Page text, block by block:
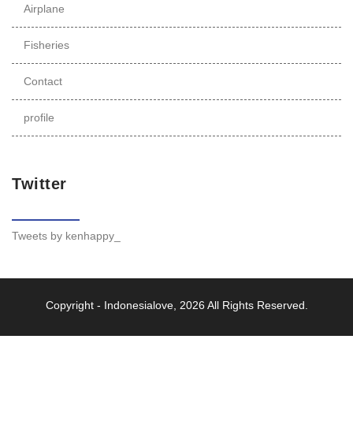
Airplane
Fisheries
Contact
profile
Twitter
Tweets by kenhappy_
Copyright - Indonesialove, 2026 All Rights Reserved.